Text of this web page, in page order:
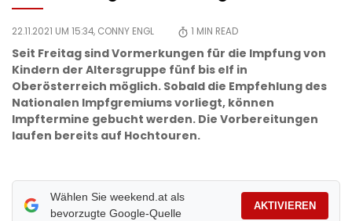
22.11.2021 UM 15:34, CONNY ENGL 1 MIN READ
Seit Freitag sind Vormerkungen für die Impfung von
Kindern der Altersgruppe fünf bis elf in
Oberösterreich möglich. Sobald die Empfehlung des
Nationalen Impfgremiums vorliegt, können
Impftermine gebucht werden. Die Vorbereitungen
laufen bereits auf Hochtouren.
Wählen Sie weekend.at als
bevorzugte Google-Quelle
AKTIVIEREN